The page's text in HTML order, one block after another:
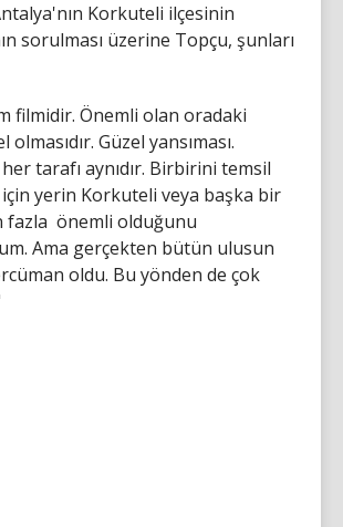
Korkuteli ilçesinin
sorulması üzerine Topçu, şunları
filmidir. Önemli olan oradaki
Güzel yansıması.
tarafı aynıdır. Birbirini temsil
yerin Korkuteli veya başka bir
fazla önemli olduğunu
Ama gerçekten bütün ulusun
oldu. Bu yönden de çok